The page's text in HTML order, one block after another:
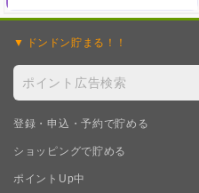
ドンドン貯まる！！
登録・申込・予約で貯める
ショッピングで貯める
ポイントUp中